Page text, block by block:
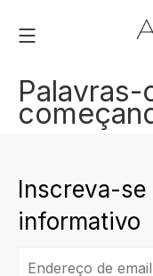
Palavras-
Inscreva-se
informativo